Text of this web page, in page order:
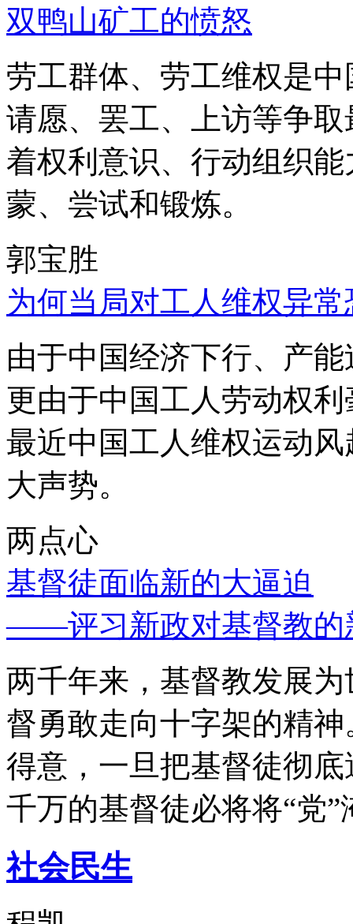
双鸭山矿工的愤怒
劳工群体、劳工维权是
请愿、罢工、上访等争
着权利意识、行动组织
蒙、尝试和锻炼。
郭宝胜
为何当局对工人维权异
由于中国经济下行、产
更由于中国工人劳动权
最近中国工人维权运动
大声势。
两点心
基督徒面临新的大逼迫
——评习新政对基督教的
两千年来，基督教发展
督勇敢走向十字架的精
得意，一旦把基督徒彻
千万的基督徒必将将“党”
社会民生